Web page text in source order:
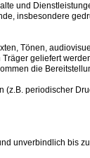
und
insbesondere
Tönen,
geliefert
die
(z.B. periodischer
unverbindlich bis